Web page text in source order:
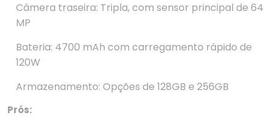
Câmera traseira: Tripla, com sensor principal de 64
MP
Bateria: 4700 mAh com carregamento rápido de
120W
Armazenamento: Opções de 128GB e 256GB
Prós: